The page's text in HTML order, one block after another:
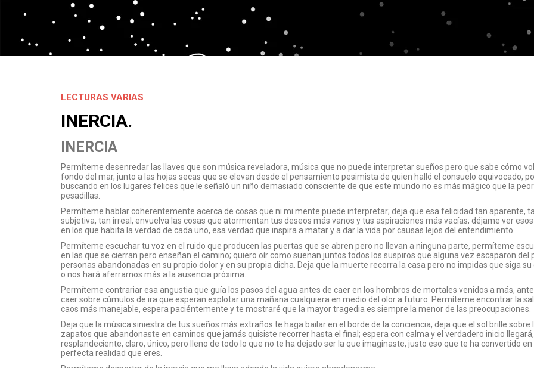
LECTURAS VARIAS
INERCIA.
INERCIA
Permíteme desenredar las llaves que son música reveladora, música que no puede interpretar sueños pero que sabe cómo
fondo del mar, junto a las hojas secas que se elevan desde el pensamiento pesimista de quien halló el consuelo equivocado,
buscando en los lugares felices que le señaló un niño demasiado consciente de que este mundo no es más mágico que la
pesadillas.
Permíteme hablar coherentemente acerca de cosas que ni mi mente puede interpretar; deja que esa felicidad tan aparente,
subjetiva, tan irreal, envuelva las cosas que atormentan tus deseos más vanos y tus aspiraciones más vacías; déjame ver
en los que habita la verdad de cada uno, esa verdad que inspira a matar y a dar la vida por causas lejos del entendimiento.
Permíteme escuchar tu voz en el ruido que producen las puertas que se abren pero no llevan a ninguna parte, permíteme
en las que se cierran pero enseñan el camino; quiero oír como suenan juntos todos los suspiros que alguna vez escaparon del
personas abandonadas en su propio dolor y en su propia dicha. Deja que la muerte recorra la casa pero no impidas que siga su
o nos hará aferrarnos más a la ausencia próxima.
Permíteme contrariar esa angustia que guía los pasos del agua antes de caer en los hombros de mortales venidos a más,
caer sobre cúmulos de ira que esperan explotar una mañana cualquiera en medio del olor a futuro. Permíteme encontrar la
caos más manejable, espera paciéntemente y te mostraré que la mayor tragedia es siempre la menor de las preocupaciones.
Deja que la música siniestra de tus sueños más extraños te haga bailar en el borde de la conciencia, deja que el sol brille sobre
zapatos que abandonaste en caminos que jamás quisiste recorrer hasta el final; espera con calma y el verdadero inicio llegará,
resplandeciente, claro, único, pero lleno de todo lo que no te ha dejado ser la que imaginaste, justo eso que te ha convertido en
perfecta realidad que eres.